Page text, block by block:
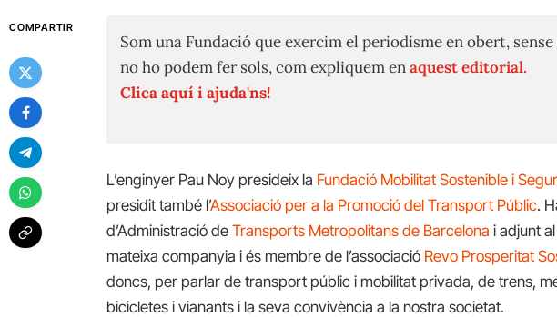
COMPARTIR
Som una Fundació que exercim el periodisme en obert,
no ho podem fer sols, com expliquem enaquest editorial.
Clica aquí i ajuda'ns!
L’enginyer Pau Noy presideix la Fundació Mobilitat Sostenible i
presidit també l’Associació per a la Promoció del Transport Públic.
d’Administració deTransports Metropolitans de Barcelona i adjunt
mateixa companyia i és membre de l’associació Revo Prosperitat
doncs, per parlar de transport públic i mobilitat privada, de trens,
bicicletes i vianants i la seva convivència a la nostra societat.